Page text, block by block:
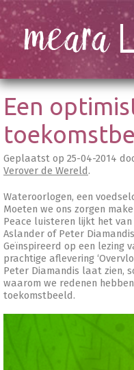
Een
Geplaatst op 25-04-2014
Verover de Wereld.
Wateroorlogen, een
Moeten we ons zorgen
Peace luisteren lijkt het
Aslander of Peter
Geïnspireerd op een lezing
prachtige aflevering
Peter Diamandis laat zien,
waarom we redenen
toekomstbeeld.